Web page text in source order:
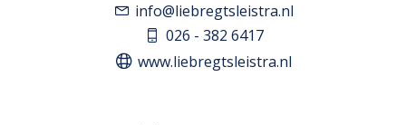
info@liebregtsleistra.nl
026 - 382 6417
www.liebregtsleistra.nl